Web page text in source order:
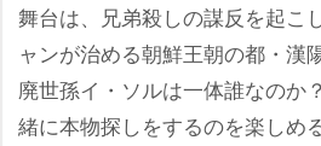
舞台は、兄弟殺しの謀反を起こ
ャンが治める朝鮮王朝の都・漢
廃世孫イ・ソルは一体誰なのか
緒に本物探しをするのを楽しめ